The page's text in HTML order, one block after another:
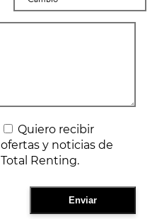
Quiero recibir
ofertas y noticias de
Total Renting.